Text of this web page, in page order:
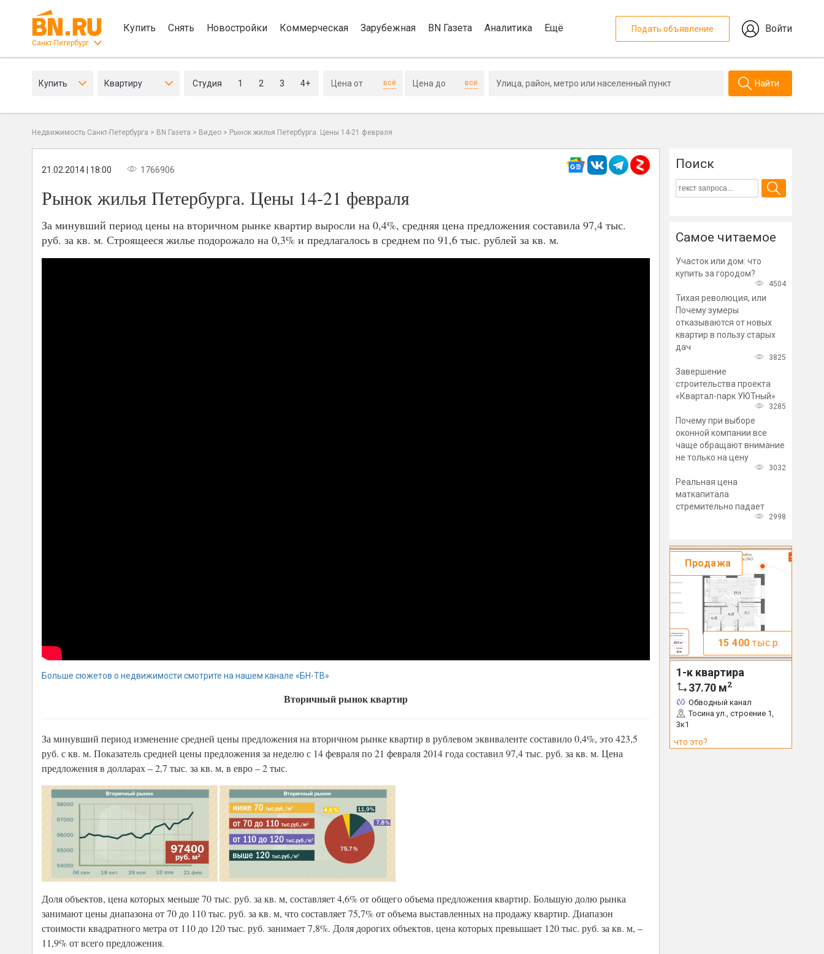
Санкт-Петербург
Купить Снять Новостройки Коммерческая Зарубежная BN Газета Аналитика Ещё Подать объявление Войти
Купить Квартиру Студия 1 2 3 4+ всё всё Найти
Недвижимость Санкт-Петербурга > BN Газета > Видео > Рынок жилья Петербурга. Цены 14-21 февраля
21.02.2014 | 18:00 1766906
Рынок жилья Петербурга. Цены 14-21 февраля
За минувший период цены на вторичном рынке квартир выросли на 0,4%, средняя цена предложения составила 97,4 тыс.
руб. за кв. м. Строящееся жилье подорожало на 0,3% и предлагалось в среднем по 91,6 тыс. рублей за кв. м.
Больше сюжетов о недвижимости смотрите на нашем канале «БН-ТВ»
Вторичный рынок квартир
За минувший период изменение средней цены предложения на вторичном рынке квартир в рублевом эквиваленте составило 0,4%, это 423,5
руб. с кв. м. Показатель средней цены предложения за неделю с 14 февраля по 21 февраля 2014 года составил 97,4 тыс. руб. за кв. м. Цена
предложения в долларах – 2,7 тыс. за кв. м, в евро – 2 тыс.
Доля объектов, цена которых меньше 70 тыс. руб. за кв. м, составляет 4,6% от общего объема предложения квартир. Большую долю рынка
занимают цены диапазона от 70 до 110 тыс. руб. за кв. м, что составляет 75,7% от объема выставленных на продажу квартир. Диапазон
стоимости квадратного метра от 110 до 120 тыс. руб. занимает 7,8%. Доля дорогих объектов, цена которых превышает 120 тыс. руб. за кв. м, –
11,9% от всего предложения.
Поиск
Самое читаемое
Участок или дом: что
купить за городом?
4504
Тихая революция, или
Почему зумеры
отказываются от новых
квартир в пользу старых
дач
3825
Завершение
строительства проекта
«Квартал-парк УЮТный»
3285
Почему при выборе
оконной компании все
чаще обращают внимание
не только на цену
3032
Реальная цена
маткапитала
стремительно падает
2998
Продажа
15 400 тыс.р.
1-к квартира
37.70 м2
Обводный канал
Тосина ул., строение 1,
3к1
что это?